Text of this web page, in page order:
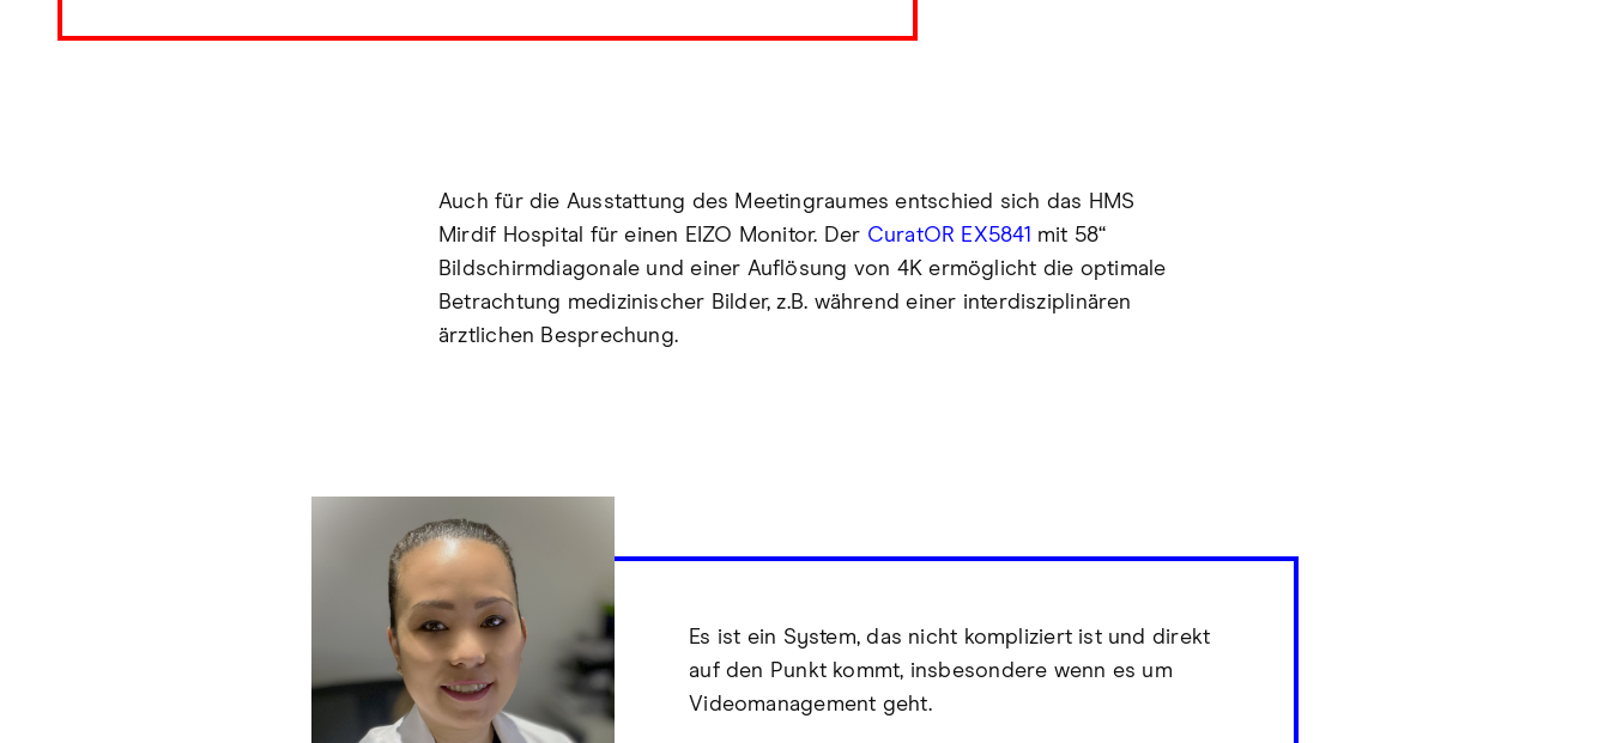
Auch für die Ausstattung des Meetingraumes entschied sich das HMS
Mirdif Hospital für einen EIZO Monitor. Der CuratOR EX5841 mit 58“
Bildschirmdiagonale und einer Auflösung von 4K ermöglicht die optimale
Betrachtung medizinischer Bilder, z.B. während einer interdisziplinären
ärztlichen Besprechung.
Es ist ein System, das nicht kompliziert ist und direkt
auf den Punkt kommt, insbesondere wenn es um
Videomanagement geht.